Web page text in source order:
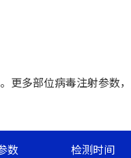
更多部位病毒注射参数，
数 检测时间